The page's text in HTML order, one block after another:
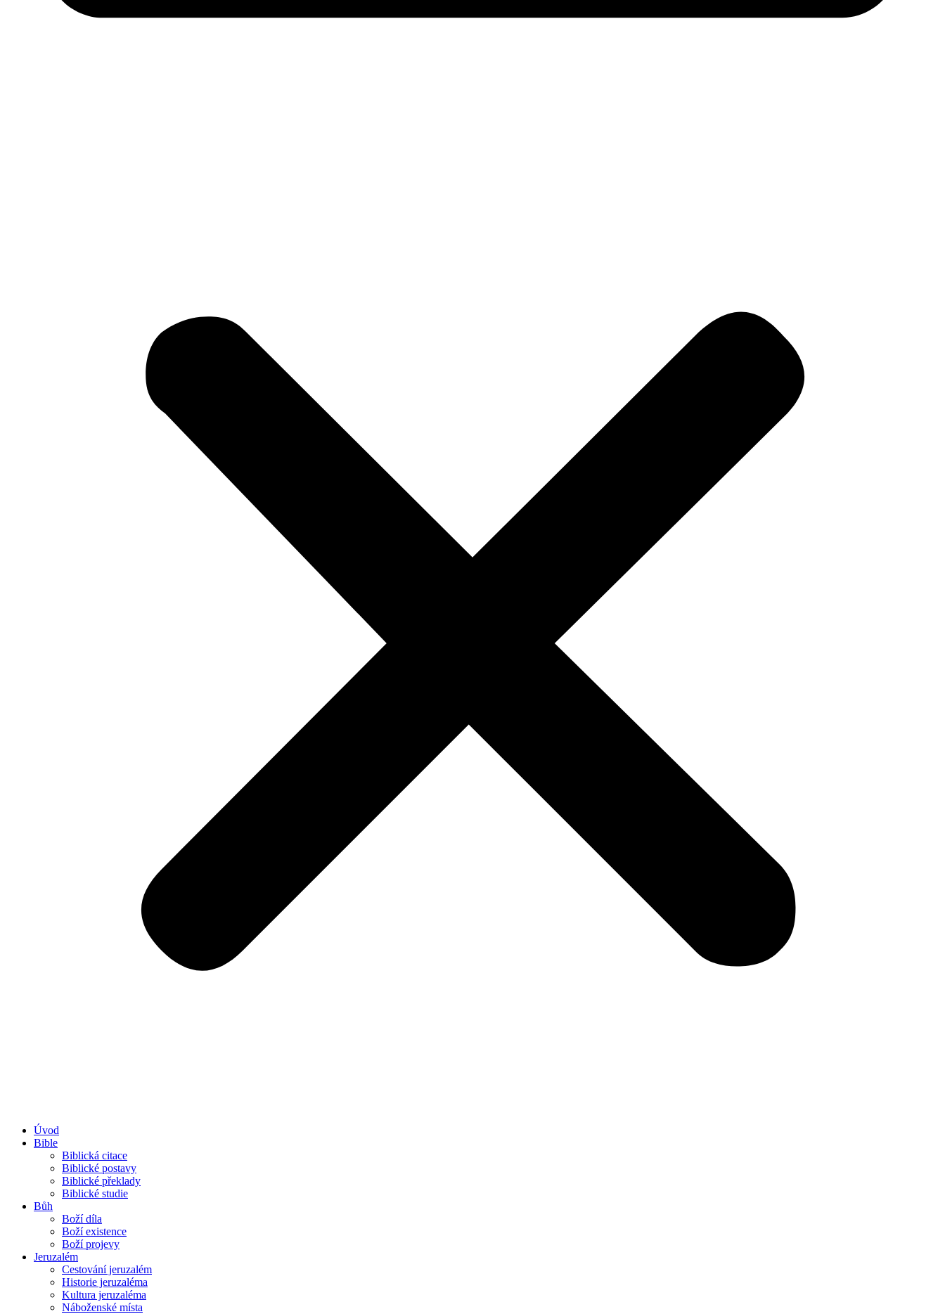
Úvod
Bible
Biblická citace
Biblické postavy
Biblické překlady
Biblické studie
Bůh
Boží díla
Boží existence
Boží projevy
Jeruzalém
Cestování jeruzalém
Historie jeruzaléma
Kultura jeruzaléma
Náboženské místa